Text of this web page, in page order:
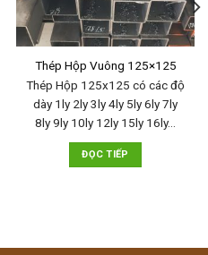
Thép Hộp Vuông 125×125
Thép Hộp 125x125 có các độ
dày 1ly 2ly 3ly 4ly 5ly 6ly 7ly
8ly 9ly 10ly 12ly 15ly 16ly…
ĐỌC TIẾP